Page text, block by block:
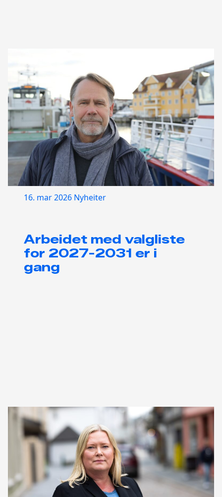
16. mar 2026 Nyheiter
Arbeidet med valgliste
for 2027-2031 er i
gang